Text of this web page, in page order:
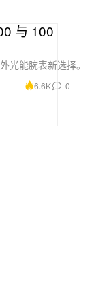
与 100
光能腕表新选择。
6.6K 0